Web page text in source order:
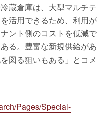
蔵倉庫は、大型マルチテ
活用できるため、利用が
ント側のコストを低減で
る。豊富な新規供給があ
図る狙いもある」とコメ
Pages/Special-